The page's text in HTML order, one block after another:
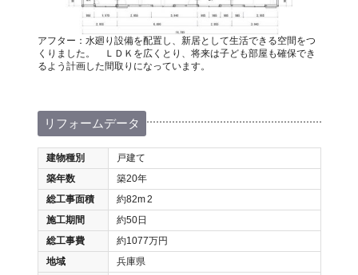
アフター：水廻り設備を配置し、新居として生活できる空間をつ
くりました。 ＬＤＫを広くとり、将来は子ども部屋も確保でき
るよう計画した間取りになっています。
リフォームデータ
建物種別
戸建て
築年数
築20年
総工事面積
約82m2
施工期間
約50日
総工事費
約1077万円
地域
兵庫県